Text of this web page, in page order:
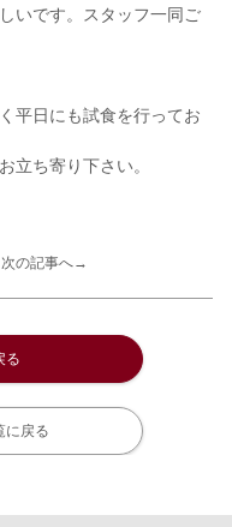
いです。スタッフ一同ご
平日にも試食を行ってお
立ち寄り下さい。
次の記事へ→
る
に戻る